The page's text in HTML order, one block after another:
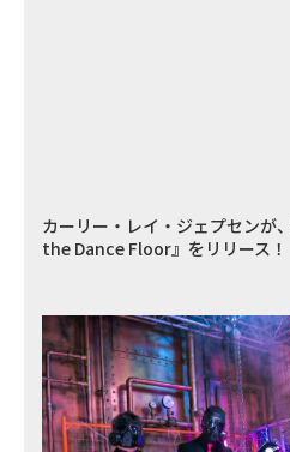
カーリー・レイ・ジェプセンが
the Dance Floor』をリリース！